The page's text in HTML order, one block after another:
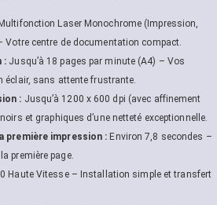
Laser Monochrome (Impression,
Votre centre de documentation compact.
: Jusqu’à 18 pages par minute (A4) – Vos
éclair, sans attente frustrante.
: Jusqu’à 1200 x 600 dpi (avec affinement
et graphiques d’une netteté exceptionnelle.
première impression : Environ 7,8 secondes –
première page.
Haute Vitesse – Installation simple et transfert